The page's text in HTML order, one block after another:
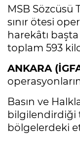
MSB Sözcüsü
sınır ötesi
harekâtı
toplam 593
ANKARA
Basın ve
bilgilendirdiği
bölgelerdeki